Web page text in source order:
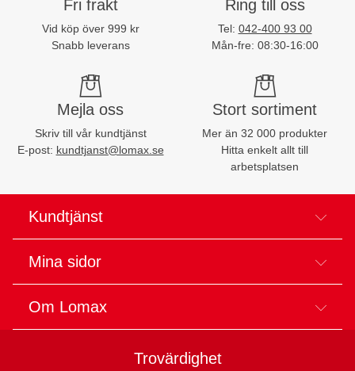
Fri frakt
Vid köp över 999 kr
Snabb leverans
Ring till oss
Tel: 042-400 93 00
Mån-fre: 08:30-16:00
Mejla oss
Skriv till vår kundtjänst
E-post: kundtjanst@lomax.se
Stort sortiment
Mer än 32 000 produkter
Hitta enkelt allt till
arbetsplatsen
Kundtjänst
Mina sidor
Om Lomax
Trovärdighet